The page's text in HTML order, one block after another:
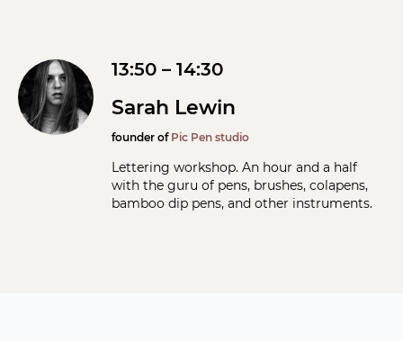
13:50 – 14:30
Sarah Lewin
founder of Pic Pen studio
Lettering workshop. An hour and a half
with the guru of pens, brushes, colapens,
bamboo dip pens, and other instruments.